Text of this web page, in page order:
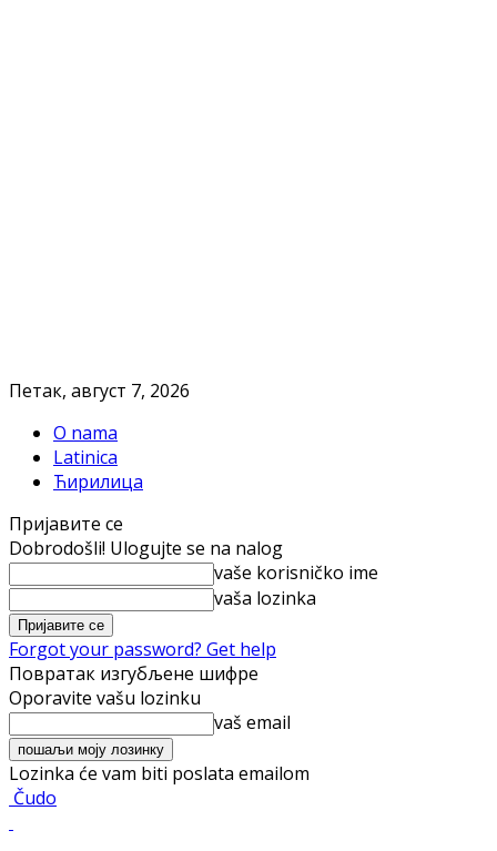
Петак, август 7, 2026
O nama
Latinica
Ћирилица
Пријавите се
Dobrodošli! Ulogujte se na nalog
vaše korisničko ime
vaša lozinka
Forgot your password? Get help
Повратак изгубљене шифре
Oporavite vašu lozinku
vaš email
Lozinka će vam biti poslata emailom
Čudo